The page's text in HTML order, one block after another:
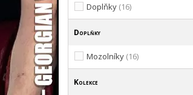
Doplňky (16)
Doplňky
Mozolníky (16)
Kolekce